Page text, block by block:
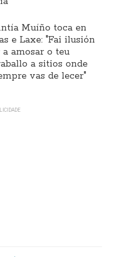
Muíño toca en
e Laxe: "Fai ilusión
amosar o teu
a sitios onde
vas de lecer"